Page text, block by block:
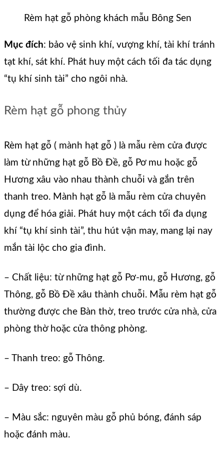
Rèm hạt gỗ phòng khách mẫu Bông Sen
Mục đích: bảo vệ sinh khí, vượng khí, tài khí tránh
tạt khí, sát khí. Phát huy một cách tối đa tác dụng
“tụ khí sinh tài” cho ngôi nhà.
Rèm hạt gỗ phong thủy
Rèm hạt gỗ ( mành hạt gỗ ) là mẫu rèm cửa được
làm từ những hạt gỗ Bồ Đề, gỗ Pơ mu hoặc gỗ
Hương xâu vào nhau thành chuỗi và gắn trên
thanh treo. Mành hạt gỗ là mẫu rèm cửa chuyên
dụng để hóa giải. Phát huy một cách tối đa dụng
khí “tụ khí sinh tài”, thu hút vận may, mang lại nay
mắn tài lộc cho gia đình.
– Chất liệu: từ những hạt gỗ Pơ-mu, gỗ Hương, gỗ
Thông, gỗ Bồ Đề xâu thành chuỗi. Mẫu rèm hạt gỗ
thường được che Bàn thờ, treo trước cửa nhà, cửa
phòng thờ hoặc cửa thông phòng.
– Thanh treo: gỗ Thông.
– Dây treo: sợi dù.
– Màu sắc: nguyên màu gỗ phủ bóng, đánh sáp
hoặc đánh màu.